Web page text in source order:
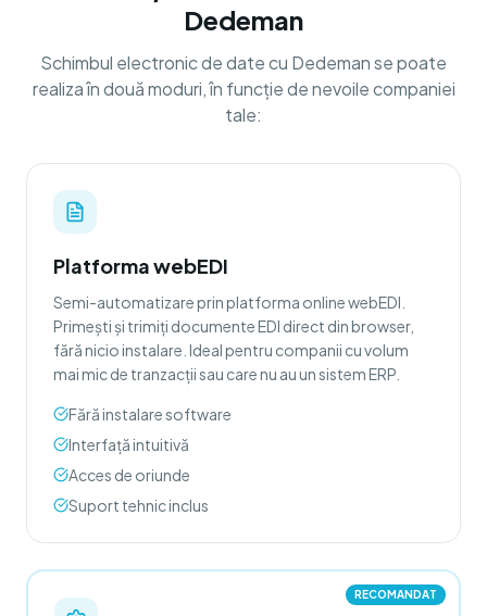
Dedeman
Schimbul electronic de date cu Dedeman se poate
realiza în două moduri, în funcție de nevoile companiei
tale:
Platforma webEDI
Semi-automatizare prin platforma online webEDI.
Primești și trimiți documente EDI direct din browser,
fără nicio instalare. Ideal pentru companii cu volum
mai mic de tranzacții sau care nu au un sistem ERP.
Fără instalare software
Interfață intuitivă
Acces de oriunde
Suport tehnic inclus
RECOMANDAT